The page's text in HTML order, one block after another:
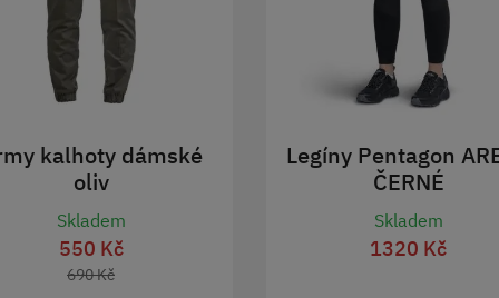
kalhoty dámské
oliv
Skladem
550 Kč
690 Kč
Legíny Pentagon
ČERNÉ
Skladem
1320 Kč